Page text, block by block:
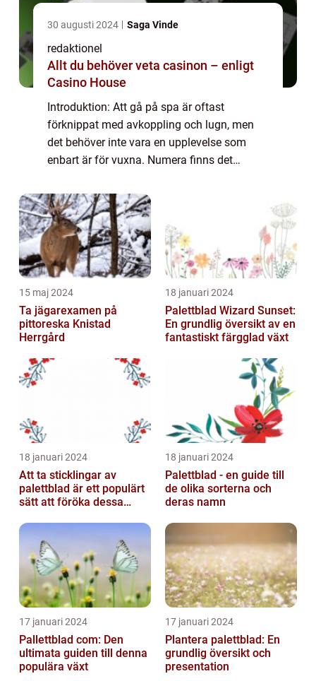
30 augusti 2024 Saga Vinde
redaktionel
Allt du behöver veta casinon – enligt
Casino House
Introduktion: Att gå på spa är oftast
förknippat med avkoppling och lugn, men
det behöver inte vara en upplevelse som
enbart är för vuxna. Numera finns det
spa-tjänster tillsammans. I denna artikel
kommer vi...
15 maj 2024
Ta jägarexamen på
pittoreska Knistad
Herrgård
18 januari 2024
Palettblad Wizard Sunset:
En grundlig översikt av en
fantastiskt färgglad växt
18 januari 2024
Att ta sticklingar av
palettblad är ett populärt
sätt att föröka dessa
relativt...
18 januari 2024
Palettblad - en guide till
de olika sorterna och
deras namn
17 januari 2024
Pallettblad com: Den
ultimata guiden till denna
populära växt
17 januari 2024
Plantera palettblad: En
grundlig översikt och
presentation